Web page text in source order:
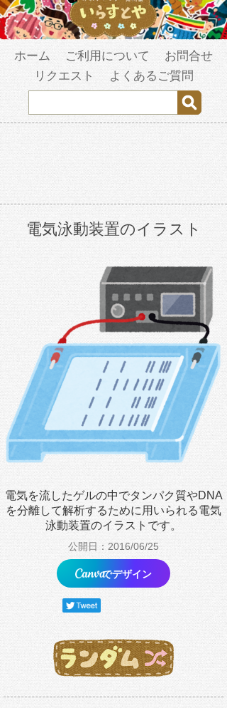
ホーム ご利用について
お問合せ
リクエスト
よくあるご質問
電気泳動装置のイラスト
電気を流したゲルの中でタンパク質やDNA
を分離して解析するために用いられる電気
泳動装置のイラストです。
公開日：2016/06/25
でデザイン